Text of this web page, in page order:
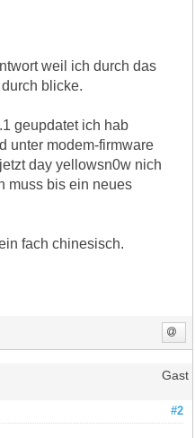
weil ich durch das
blicke.
geupdatet ich hab
unter modem-firmware
day yellowsn0w nich
muss bis ein neues
fach chinesisch.
Gast
#2